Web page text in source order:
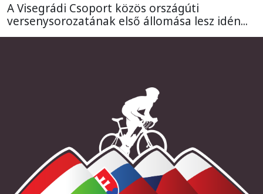
A Visegrádi Csoport közös országúti
versenysorozatának első állomása lesz idén...